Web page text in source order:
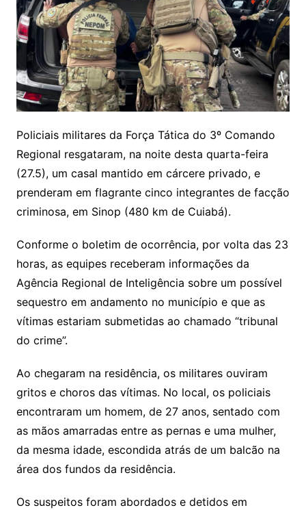
Policiais militares da Força Tática do 3º Comando
Regional resgataram, na noite desta quarta-feira
(27.5), um casal mantido em cárcere privado, e
prenderam em flagrante cinco integrantes de facção
criminosa, em Sinop (480 km de Cuiabá).
Conforme o boletim de ocorrência, por volta das 23
horas, as equipes receberam informações da
Agência Regional de Inteligência sobre um possível
sequestro em andamento no município e que as
vítimas estariam submetidas ao chamado “tribunal
do crime”.
Ao chegaram na residência, os militares ouviram
gritos e choros das vítimas. No local, os policiais
encontraram um homem, de 27 anos, sentado com
as mãos amarradas entre as pernas e uma mulher,
da mesma idade, escondida atrás de um balcão na
área dos fundos da residência.
Os suspeitos foram abordados e detidos em